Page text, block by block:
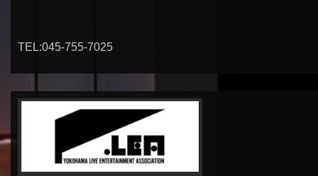
TEL:045-755-7025